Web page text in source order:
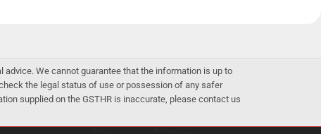
advice. We cannot guarantee that the information is up to
the legal status of use or possession of any safer
supplied on the GSTHR is inaccurate, please contact us